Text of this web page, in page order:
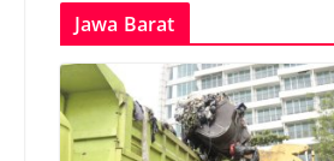
Jawa Barat